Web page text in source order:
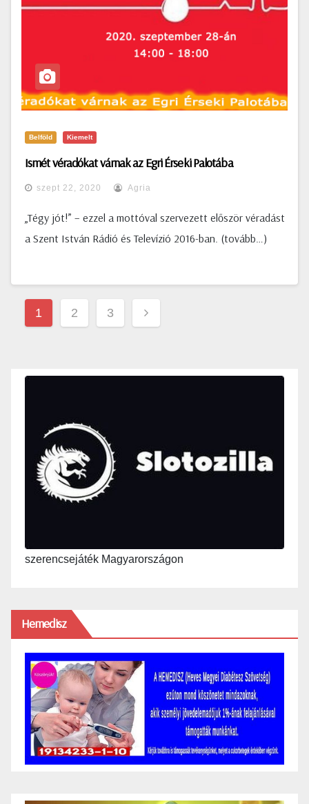
Belföld Kiemelt
Ismét véradókat várnak az Egri Érseki Palotába
szept 22, 2020 Agria
„Tégy jót!” – ezzel a mottóval szervezett először véradást
a Szent István Rádió és Televízió 2016-ban. (tovább…)
Bejegyzések
lapozása
1 2 3
szerencsejáték Magyarországon
Hemedisz